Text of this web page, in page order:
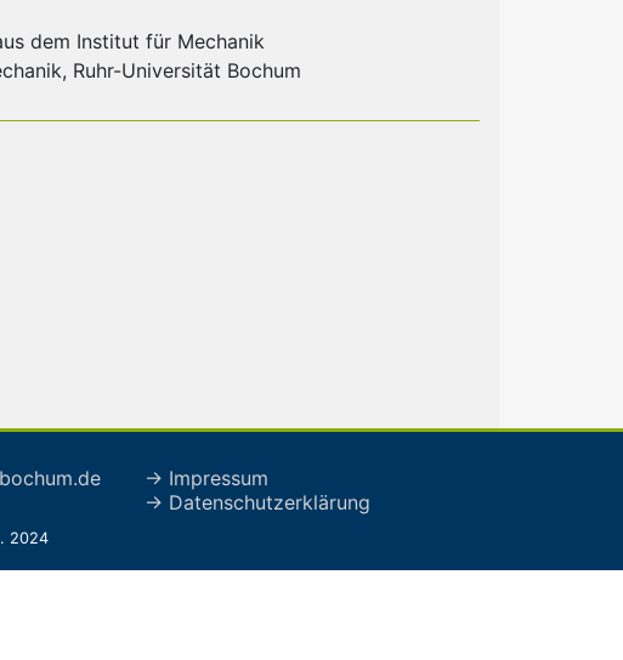
dem Institut für Mechanik
Ruhr-Universität Bochum
→ Impressum
→ Datenschutzerklärung
2024